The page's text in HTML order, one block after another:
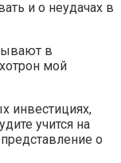
и о неудачах в
в
мой
инвестициях,
учится на
о